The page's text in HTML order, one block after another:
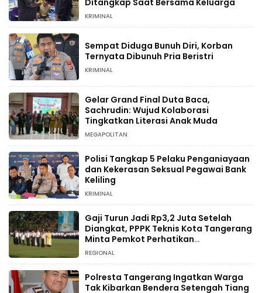
KRIMINAL
Sempat Diduga Bunuh Diri, Korban
Ternyata Dibunuh Pria Beristri
KRIMINAL
Gelar Grand Final Duta Baca,
Sachrudin: Wujud Kolaborasi
Tingkatkan Literasi Anak Muda
MEGAPOLITAN
Polisi Tangkap 5 Pelaku Penganiayaan
dan Kekerasan Seksual Pegawai Bank
Keliling
KRIMINAL
Gaji Turun Jadi Rp3,2 Juta Setelah
Diangkat, PPPK Teknis Kota Tangerang
Minta Pemkot Perhatikan
Kesejahteraan
REGIONAL
Polresta Tangerang Ingatkan Warga
Tak Kibarkan Bendera Setengah Tiang